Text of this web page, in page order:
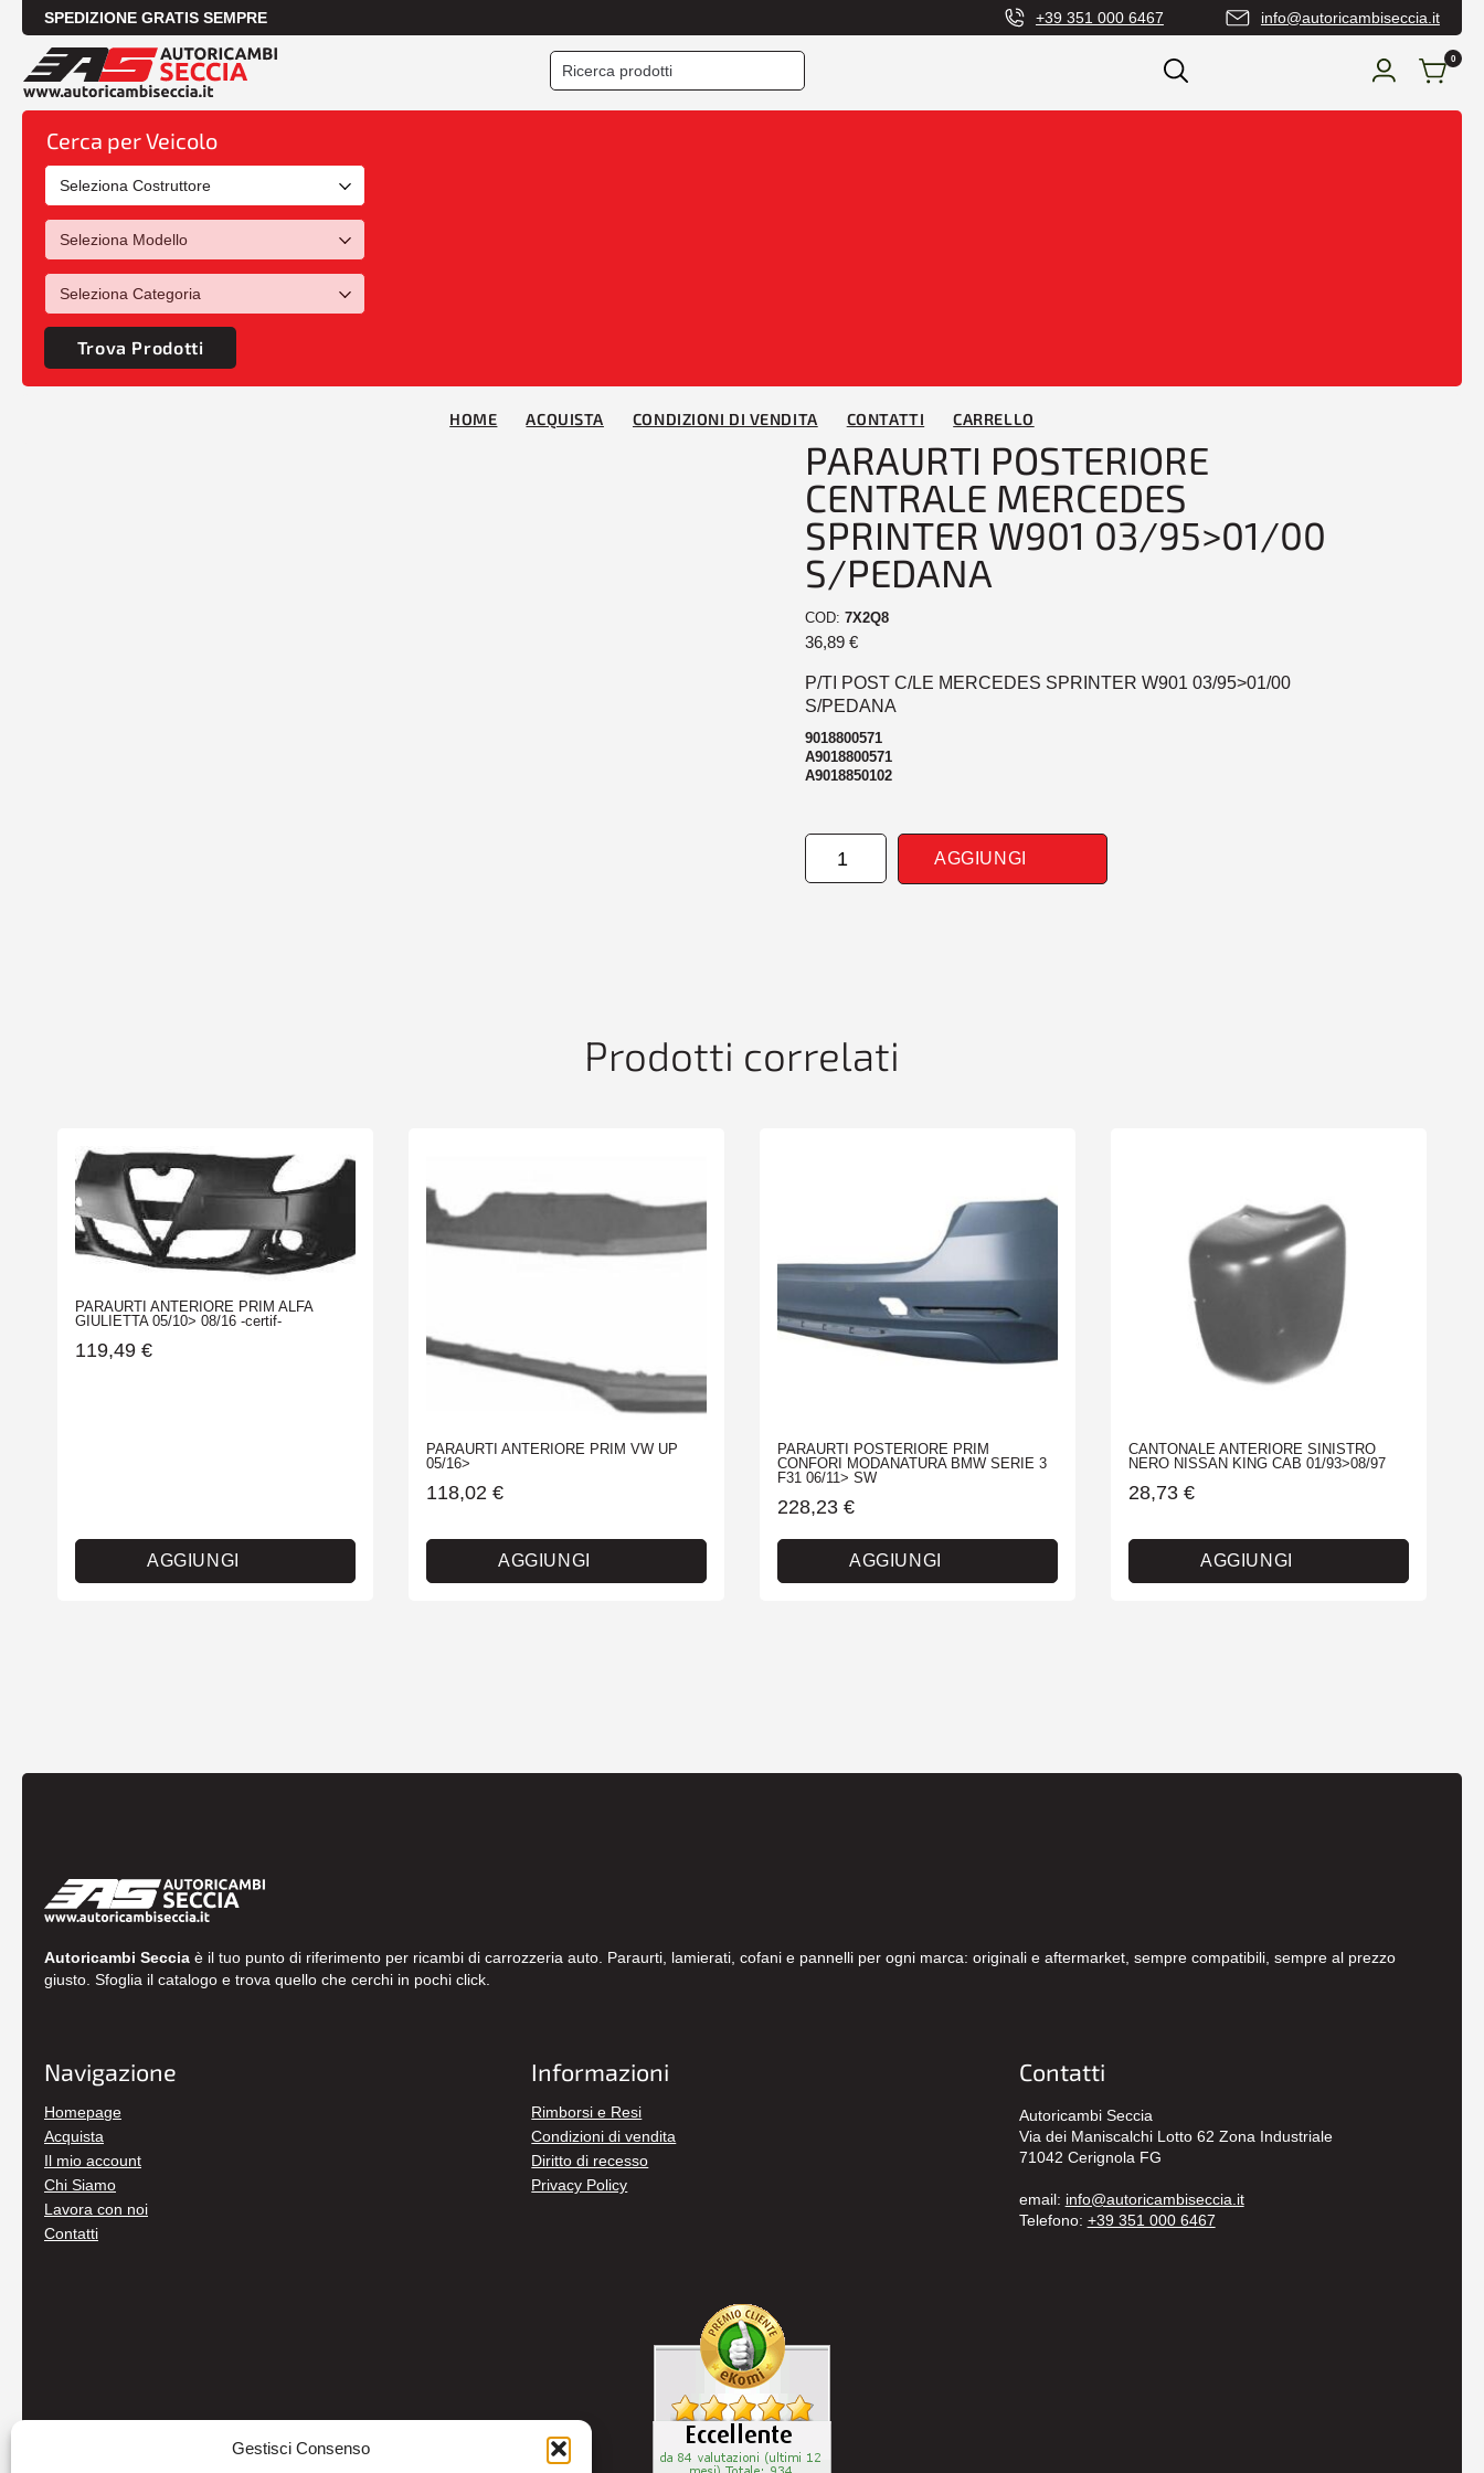
Gestisci Consenso
SPEDIZIONE GRATIS SEMPRE +39 351 000 6467 info@autoricambiseccia.it
0
Cerca per Veicolo
Trova Prodotti
HOME ACQUISTA CONDIZIONI DI VENDITA CONTATTI CARRELLO
S/PEDANA
PARAURTI POSTERIORE
CENTRALE MERCEDES
SPRINTER W901 03/95>01/00
S/PEDANA
COD: 7X2Q8
36,89 €
P/TI POST C/LE MERCEDES SPRINTER W901 03/95>01/00
S/PEDANA
9018800571
A9018800571
A9018850102
PARAURTI
POSTERIORE
AGGIUNGI
Prodotti correlati
PARAURTI ANTERIORE PRIM ALFA
GIULIETTA 05/10> 08/16 -certif-
119,49 €
AGGIUNGI
PARAURTI ANTERIORE PRIM VW UP
05/16>
118,02 €
AGGIUNGI
PARAURTI POSTERIORE PRIM
CONFORI MODANATURA BMW SERIE 3
F31 06/11> SW
228,23 €
AGGIUNGI
CANTONALE ANTERIORE SINISTRO
NERO NISSAN KING CAB 01/93>08/97
28,73 €
AGGIUNGI
Autoricambi Seccia è il tuo punto di riferimento per ricambi di carrozzeria auto. Paraurti, lamierati, cofani e pannelli per ogni marca: originali e aftermarket, sempre compatibili, sempre al prezzo
giusto. Sfoglia il catalogo e trova quello che cerchi in pochi click.
Navigazione
Homepage
Acquista
Il mio account
Chi Siamo
Lavora con noi
Contatti
Informazioni
Rimborsi e Resi
Condizioni di vendita
Diritto di recesso
Privacy Policy
Contatti
Autoricambi Seccia
Via dei Maniscalchi Lotto 62 Zona Industriale
71042 Cerignola FG
email: info@autoricambiseccia.it
Telefono: +39 351 000 6467